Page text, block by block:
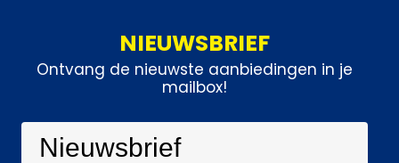
NIEUWSBRIEF
Ontvang de nieuwste aanbiedingen in je
mailbox!
Nieuwsbrief